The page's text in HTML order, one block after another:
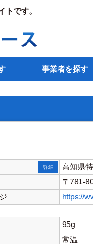
トです。
事業者を探す
詳細
高知県
〒781-
https://
95g
常温